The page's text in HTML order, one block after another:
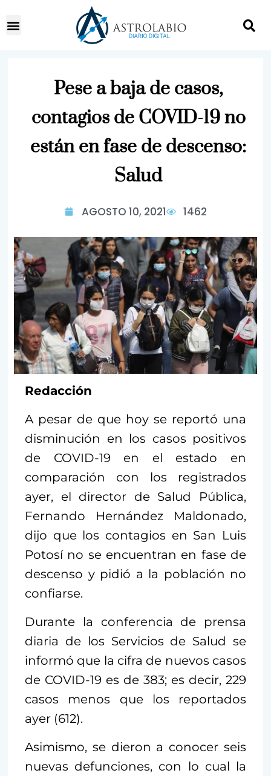
Pese a baja de casos,
contagios de COVID-19 no
están en fase de descenso:
Salud
AGOSTO 10, 2021 1462
Redacción
A pesar de que hoy se reportó una
disminución en los casos positivos
de COVID-19 en el estado en
comparación con los registrados
ayer, el director de Salud Pública,
Fernando Hernández Maldonado,
dijo que los contagios en San Luis
Potosí no se encuentran en fase de
descenso y pidió a la población no
confiarse.
Durante la conferencia de prensa
diaria de los Servicios de Salud se
informó que la cifra de nuevos casos
de COVID-19 es de 383; es decir, 229
casos menos que los reportados
ayer (612).
Asimismo, se dieron a conocer seis
nuevas defunciones, con lo cual la